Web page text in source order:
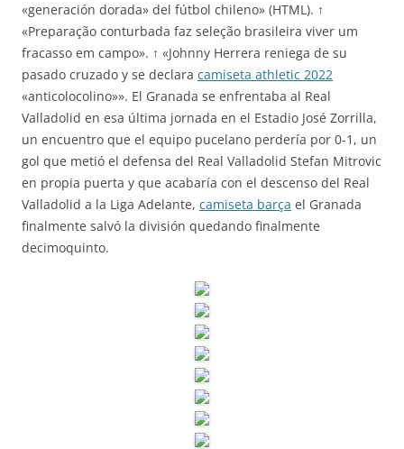
«generación dorada» del fútbol chileno» (HTML). ↑
«Preparação conturbada faz seleção brasileira viver um
fracasso em campo». ↑ «Johnny Herrera reniega de su
pasado cruzado y se declara camiseta athletic 2022
«anticolocolino»». El Granada se enfrentaba al Real
Valladolid en esa última jornada en el Estadio José Zorrilla,
un encuentro que el equipo pucelano perdería por 0-1, un
gol que metió el defensa del Real Valladolid Stefan Mitrovic
en propia puerta y que acabaría con el descenso del Real
Valladolid a la Liga Adelante, camiseta barça el Granada
finalmente salvó la división quedando finalmente
decimoquinto.